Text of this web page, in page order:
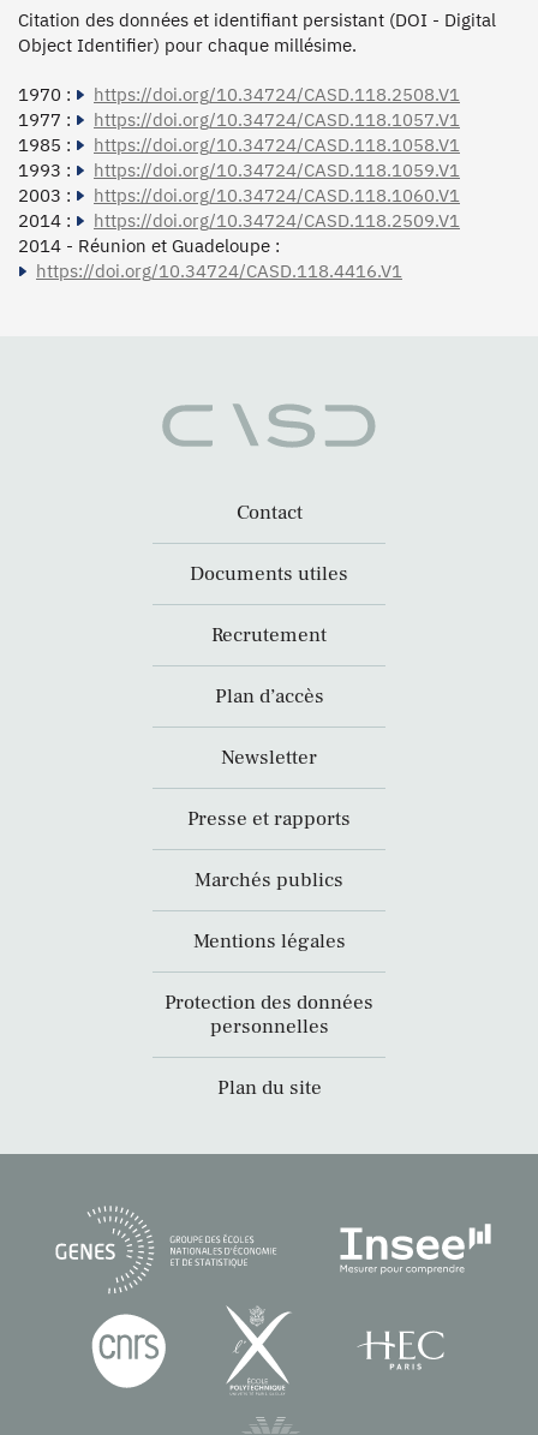
Citation des données et identifiant persistant (DOI - Digital
Object Identifier) pour chaque millésime.
1970 :
https://doi.org/10.34724/CASD.118.2508.V1
1977 :
https://doi.org/10.34724/CASD.118.1057.V1
1985 :
https://doi.org/10.34724/CASD.118.1058.V1
1993 :
https://doi.org/10.34724/CASD.118.1059.V1
2003 :
https://doi.org/10.34724/CASD.118.1060.V1
2014 :
https://doi.org/10.34724/CASD.118.2509.V1
2014 - Réunion et Guadeloupe :
https://doi.org/10.34724/CASD.118.4416.V1
Contact
Documents utiles
Recrutement
Plan d’accès
Newsletter
Presse et rapports
Marchés publics
Mentions légales
Protection des données
personnelles
Plan du site